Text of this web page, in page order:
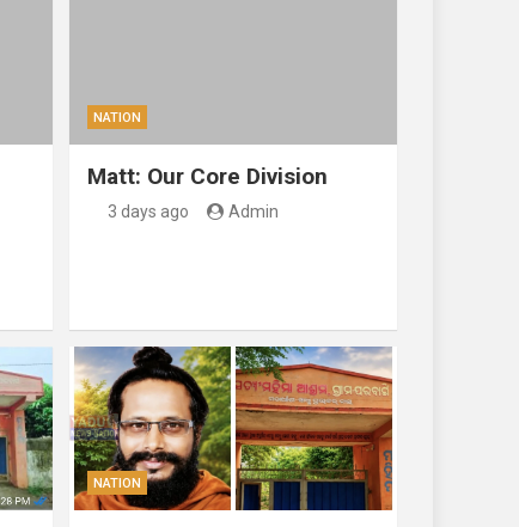
NATION
Matt: Our Core Division
3 days ago Admin
NATION